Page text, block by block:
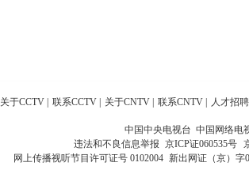
关于CCTV 联系CCTV 关于CNTV 联系CNTV 人才招聘
中国中央电视台 中国网络电
违法和不良信息举报 京ICP证060535号
网上传播视听节目许可证号 0102004 新出网证（京）